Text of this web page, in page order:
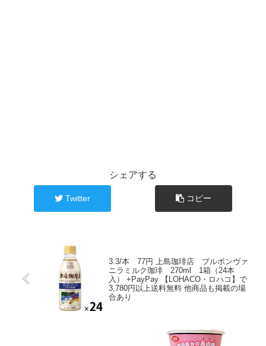
シェアする
Twitter コピー
3.3/本 77円 上島珈琲店 ブルボンヴァ
ニラミルク珈琲 270ml 1箱（24本
入） +PayPay 【LOHACO・ロハコ】で
3,780円以上送料無料 他商品も掲載の場
合あり